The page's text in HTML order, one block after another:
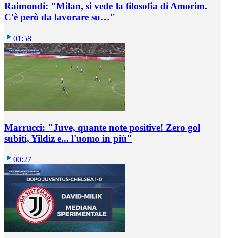
Raimondi: "Milan, si vede la filosofia di Amorim.
C'è però da lavorare su…"
01:58
Marrucci: "Juve, quante note positive! Zero gol
subiti, Yildiz e... l'uomo in più"
00:27